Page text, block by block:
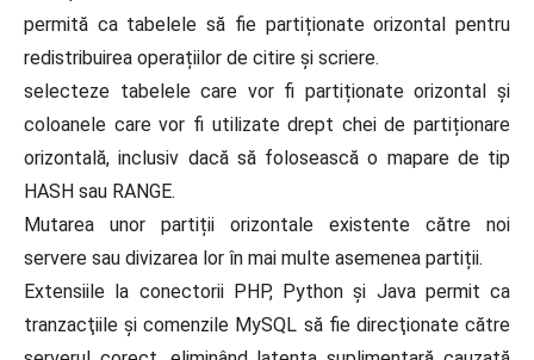
permită ca tabelele să fie partiționate orizontal pentru
redistribuirea operațiilor de citire și scriere.
selecteze tabelele care vor fi partiționate orizontal și
coloanele care vor fi utilizate drept chei de partiționare
orizontală, inclusiv dacă să folosească o mapare de tip
HASH sau RANGE.
Mutarea unor partiții orizontale existente către noi
servere sau divizarea lor în mai multe asemenea partiții.
Extensiile la conectorii PHP, Python şi Java permit ca
tranzacţiile şi comenzile MySQL să fie direcţionate către